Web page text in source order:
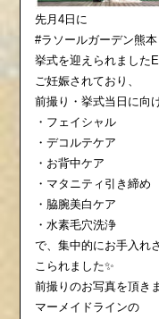
先月4日に
#ラソールガーデン熊
挙式を迎えられました
ご妊娠されており、
前撮り・挙式当日に向け
・フェイシャル
・デコルテケア
・お背中ケア
・マタニティ引き締め
・脇腕美白ケア
・水素毛穴洗浄
で、集中的にお手入れ
こられました✨
前撮りのお写真を頂き
マーメイドラインの